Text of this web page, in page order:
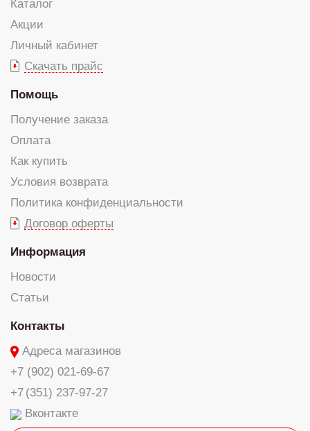
Каталог
Акции
Личный кабинет
Скачать прайс
Помощь
Получение заказа
Оплата
Как купить
Условия возврата
Политика конфиденциальности
Договор оферты
Информация
Новости
Статьи
Контакты
Адреса магазинов
+7 (902) 021-69-67
+7 (351) 237-97-27
Вконтакте